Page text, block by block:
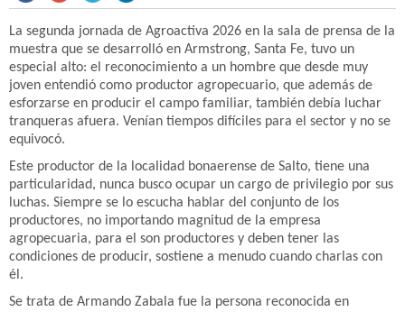
La segunda jornada de Agroactiva 2026 en la sala de prensa de la
muestra que se desarrolló en Armstrong, Santa Fe, tuvo un
especial alto: el reconocimiento a un hombre que desde muy
joven entendió como productor agropecuario, que además de
esforzarse en producir el campo familiar, también debía luchar
tranqueras afuera. Venían tiempos difíciles para el sector y no se
equivocó.
Este productor de la localidad bonaerense de Salto, tiene una
particularidad, nunca busco ocupar un cargo de privilegio por sus
luchas. Siempre se lo escucha hablar del conjunto de los
productores, no importando magnitud de la empresa
agropecuaria, para el son productores y deben tener las
condiciones de producir, sostiene a menudo cuando charlas con
él.
Se trata de Armando Zabala fue la persona reconocida en